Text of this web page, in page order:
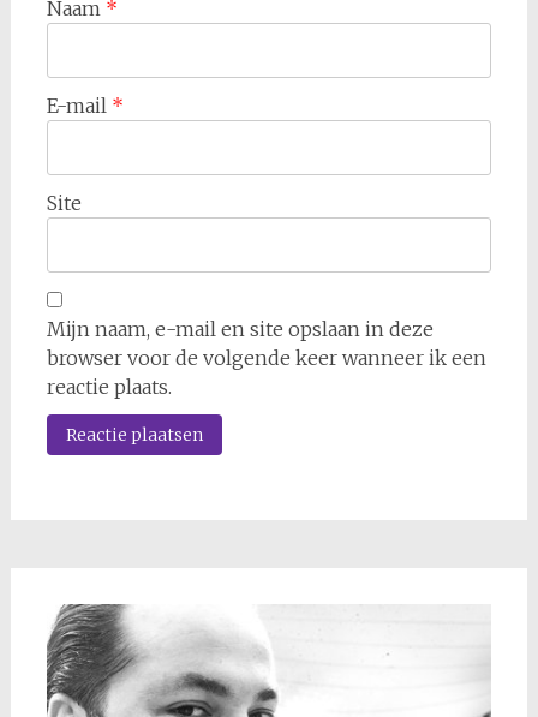
Naam *
E-mail *
Site
Mijn naam, e-mail en site opslaan in deze
browser voor de volgende keer wanneer ik een
reactie plaats.